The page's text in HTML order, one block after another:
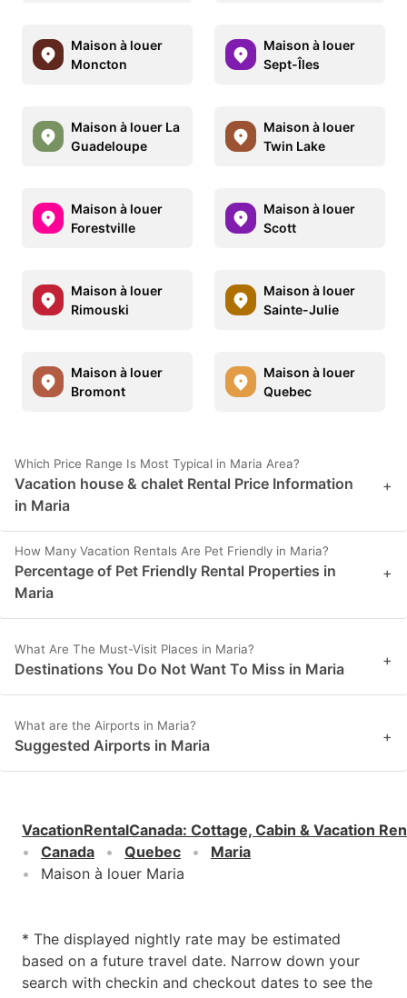
Maison à louer
Moncton
Maison à louer
Sept-Îles
Maison à louer La
Guadeloupe
Maison à louer
Twin Lake
Maison à louer
Forestville
Maison à louer
Scott
Maison à louer
Rimouski
Maison à louer
Sainte-Julie
Maison à louer
Bromont
Maison à louer
Quebec
Which Price Range Is Most Typical in Maria Area?
Vacation house & chalet Rental Price Information
in Maria
+
How Many Vacation Rentals Are Pet Friendly in Maria?
Percentage of Pet Friendly Rental Properties in
Maria
+
What Are The Must-Visit Places in Maria?
Destinations You Do Not Want To Miss in Maria +
What are the Airports in Maria?
Suggested Airports in Maria +
VacationRentalCanada: Cottage, Cabin & Vacation
Canada
Quebec
Maria
Maison à louer Maria
* The displayed nightly rate may be estimated
based on a future travel date. Narrow down your
search with checkin and checkout dates to see the